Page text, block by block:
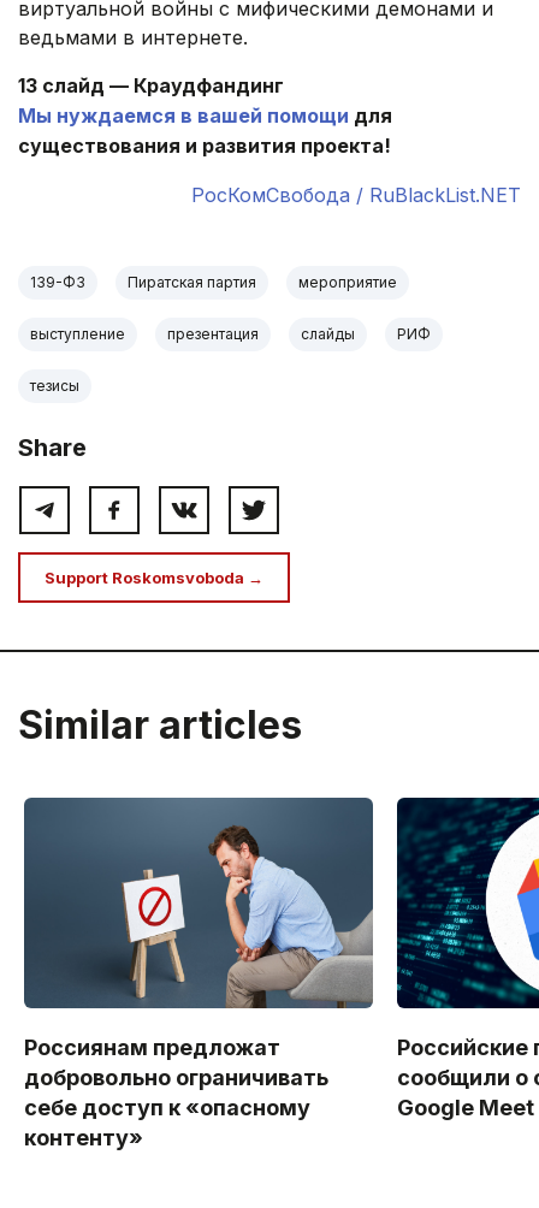
виртуальной войны с мифическими демонами и
ведьмами в интернете.
13 слайд — Краудфандинг
Мы нуждаемся в вашей помощи для
существования и развития проекта!
РосКомСвобода / RuBlackList.NET
139-ФЗ Пиратская партия мероприятие
выступление презентация слайды РИФ
тезисы
Share
Support Roskomsvoboda →
Similar articles
Россиянам предложат
добровольно ограничивать
себе доступ к «опасному
контенту»
Российские
сообщили о
Google Meet